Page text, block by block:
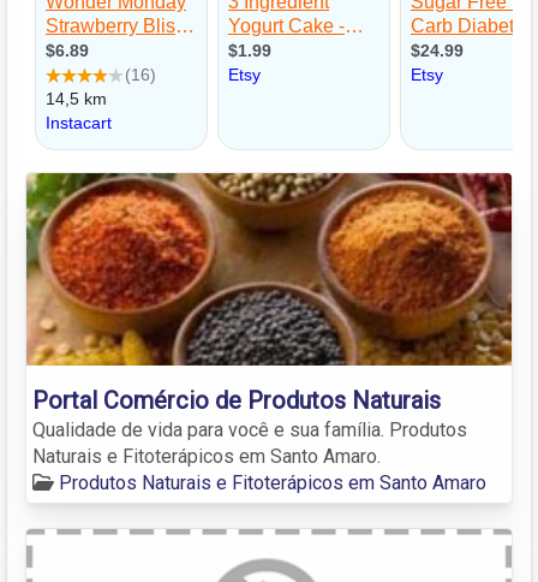
Portal Comércio de Produtos Naturais
Qualidade de vida para você e sua família. Produtos
Naturais e Fitoterápicos em Santo Amaro.
Produtos Naturais e Fitoterápicos em Santo Amaro